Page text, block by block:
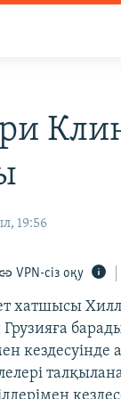
19:56
VPN-сіз оқу
хатшысы
Грузияға
кездесуінде